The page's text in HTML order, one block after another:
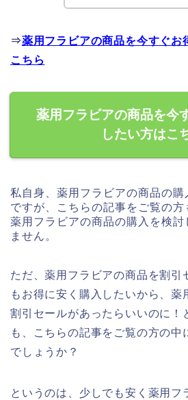
⇒薬用フラビアの商品を今すぐお
こちら
薬用フラビアの商品を今
したい方はこ
私自身、薬用フラビアの商品の
ですが、こちらの記事をご覧の方
薬用フラビアの商品の購入を検
ません。
ただ、薬用フラビアの商品を割引
もお得に安く購入したいから、薬
割引セールがあったらいいのに！
も、こちらの記事をご覧の方の中
でしょうか？
というのは、少しでも安く薬用フ